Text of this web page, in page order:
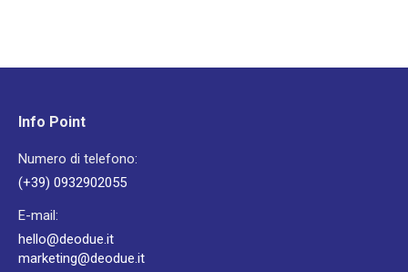
Info Point
Numero di telefono:
(+39) 0932902055
E-mail:
hello@deodue.it
marketing@deodue.it